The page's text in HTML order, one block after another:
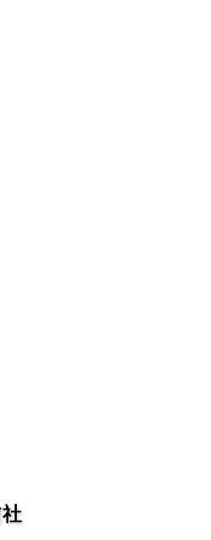
做第三者。
,真正外遇的是一